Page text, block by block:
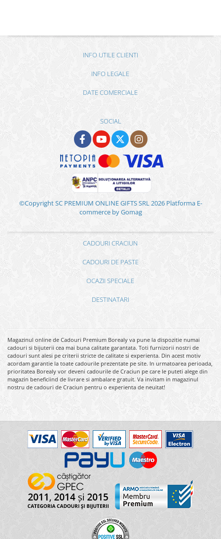
INFO UTILE CLIENTI
INFO LEGALE
DATE COMERCIALE
SOCIAL
©Copyright SC PREMIUM ONLINE GIFTS SRL 2026 Platforma E-
commerce by Gomag
CADOURI CRACIUN
CADOURI DE PASTE
OCAZII SPECIALE
DESTINATARI
Magazinul online de Cadouri Premium Borealy va pune la dispozitie numai
cadouri si bijuterii cea mai buna calitate garantata. Toti furnizorii nostri de
cadouri sunt alesi pe criterii stricte de calitate si experienta. Din acest motiv
acordam garantie la toate cadourile prezentate pe site. In urmatoarea perioada,
prioritatea Borealy vor deveni cadourile de Craciun pe care le puteti alege din
magazin beneficiind de livrare si ambalare gratuit. Va invitam in magazinul
nostru de cadouri de Craciun pentru o experienta de neuitat!